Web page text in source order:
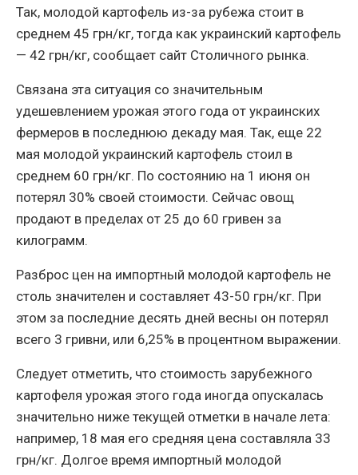
Так, молодой картофель из-за рубежа стоит в
среднем 45 грн/кг, тогда как украинский картофель
— 42 грн/кг, сообщает сайт Столичного рынка.
Связана эта ситуация со значительным
удешевлением урожая этого года от украинских
фермеров в последнюю декаду мая. Так, еще 22
мая молодой украинский картофель стоил в
среднем 60 грн/кг. По состоянию на 1 июня он
потерял 30% своей стоимости. Сейчас овощ
продают в пределах от 25 до 60 гривен за
килограмм.
Разброс цен на импортный молодой картофель не
столь значителен и составляет 43-50 грн/кг. При
этом за последние десять дней весны он потерял
всего 3 гривни, или 6,25% в процентном выражении.
Следует отметить, что стоимость зарубежного
картофеля урожая этого года иногда опускалась
значительно ниже текущей отметки в начале лета:
например, 18 мая его средняя цена составляла 33
грн/кг. Долгое время импортный молодой